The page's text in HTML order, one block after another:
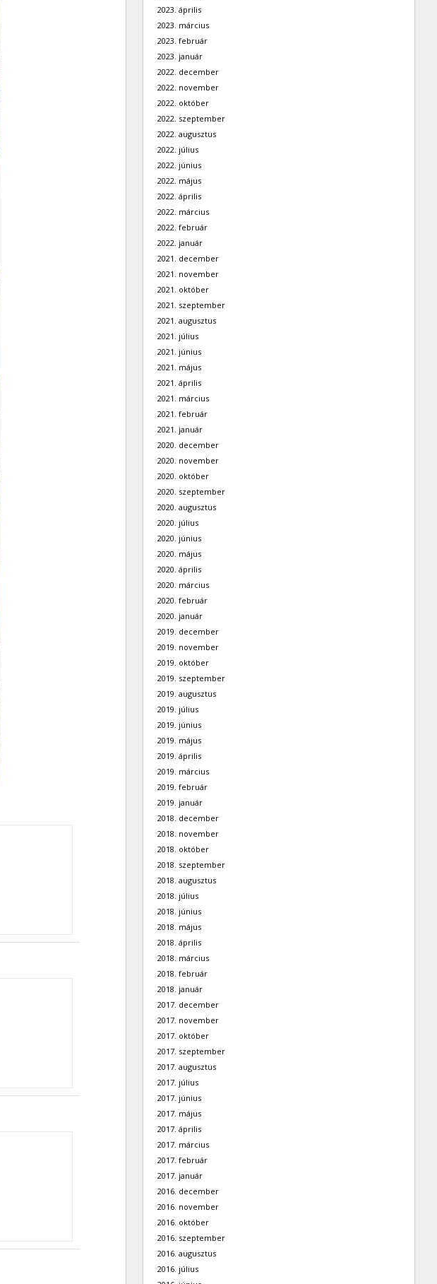
2023. április
2023. március
2023. február
2023. január
2022. december
2022. november
2022. október
2022. szeptember
2022. augusztus
2022. július
2022. június
2022. május
2022. április
2022. március
2022. február
2022. január
2021. december
2021. november
2021. október
2021. szeptember
2021. augusztus
2021. július
2021. június
2021. május
2021. április
2021. március
2021. február
2021. január
2020. december
2020. november
2020. október
2020. szeptember
2020. augusztus
2020. július
2020. június
2020. május
2020. április
2020. március
2020. február
2020. január
2019. december
2019. november
2019. október
2019. szeptember
2019. augusztus
2019. július
2019. június
2019. május
2019. április
2019. március
2019. február
2019. január
2018. december
2018. november
2018. október
2018. szeptember
2018. augusztus
2018. július
2018. június
2018. május
2018. április
2018. március
2018. február
2018. január
2017. december
2017. november
2017. október
2017. szeptember
2017. augusztus
2017. július
2017. június
2017. május
2017. április
2017. március
2017. február
2017. január
2016. december
2016. november
2016. október
2016. szeptember
2016. augusztus
2016. július